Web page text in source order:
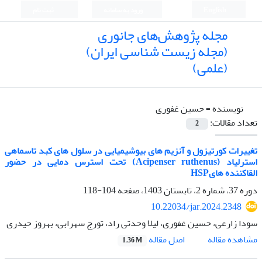
مجله پژوهش‌های جانوری
(مجله زیست شناسی ایران)
(علمی)
نویسنده =حسین غفوری
تعداد مقالات:
2
تغییرات کورتیزول و آنزیم های بیوشیمیایی در سلول های کبد تاسماهی
استرلیاد (Acipenser ruthenus) تحت استرس دمایی در حضور
القاکننده هایHSP
دوره 37، شماره 2، تابستان 1403، صفحه
104-118
10.22034/jar.2024.2348
سودا زارعی، حسین غفوری، لیلا وحدتی راد، تورج سهرابی، بهروز حیدری
مشاهده مقاله
اصل مقاله 1.36 M